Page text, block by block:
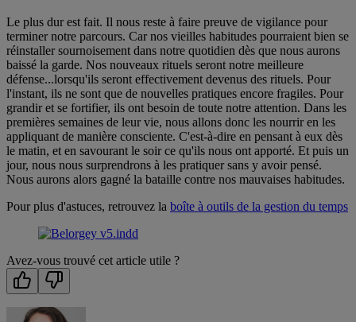
Le plus dur est fait. Il nous reste à faire preuve de vigilance pour
terminer notre parcours. Car nos vieilles habitudes pourraient bien se
réinstaller sournoisement dans notre quotidien dès que nous aurons
baissé la garde. Nos nouveaux rituels seront notre meilleure
défense...lorsqu'ils seront effectivement devenus des rituels. Pour
l'instant, ils ne sont que de nouvelles pratiques encore fragiles. Pour
grandir et se fortifier, ils ont besoin de toute notre attention. Dans les
premières semaines de leur vie, nous allons donc les nourrir en les
appliquant de manière consciente. C'est-à-dire en pensant à eux dès
le matin, et en savourant le soir ce qu'ils nous ont apporté. Et puis un
jour, nous nous surprendrons à les pratiquer sans y avoir pensé.
Nous aurons alors gagné la bataille contre nos mauvaises habitudes.
Pour plus d'astuces, retrouvez la boîte à outils de la gestion du temps
Avez-vous trouvé cet article utile ?